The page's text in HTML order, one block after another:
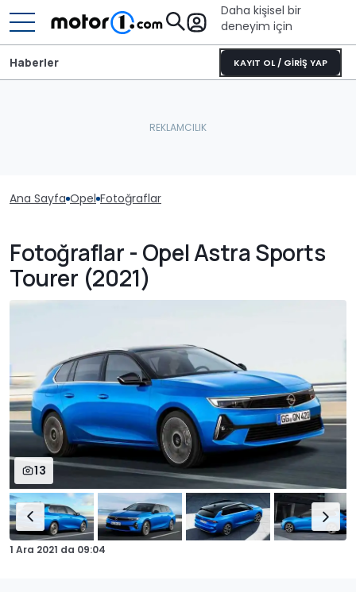
Daha kişisel bir
deneyim için
KAYIT OL / GİRİŞ YAP
Haberler
Ana Sayfa Opel Fotoğraflar
Fotoğraflar - Opel Astra Sports
Tourer (2021)
13
1 Ara 2021 da 09:04